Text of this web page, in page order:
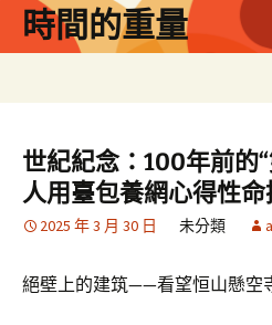
時間的重量
世紀紀念：100年前的
人用臺包養網心得性命
2025 年 3 月 30 日 未分類
絕壁上的建筑——看望恒山懸空